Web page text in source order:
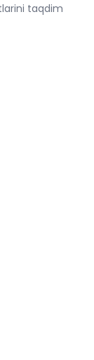
taqdim